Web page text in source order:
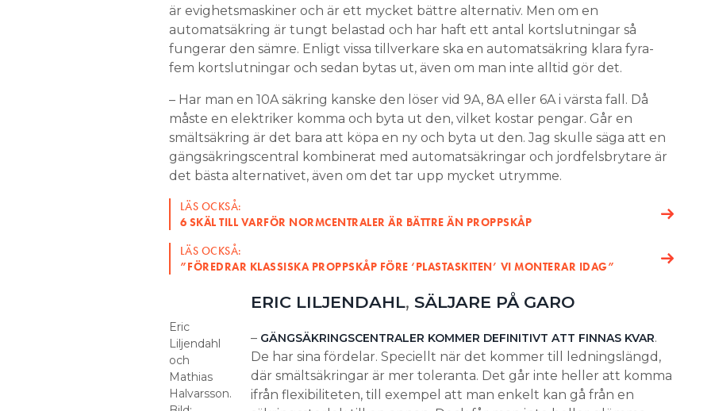
är evighetsmaskiner och är ett mycket bättre alternativ. Men om en
automatsäkring är tungt belastad och har haft ett antal kortslutningar så
fungerar den sämre. Enligt vissa tillverkare ska en automatsäkring klara fyra-
fem kortslutningar och sedan bytas ut, även om man inte alltid gör det.
– Har man en 10A säkring kanske den löser vid 9A, 8A eller 6A i värsta fall. Då
måste en elektriker komma och byta ut den, vilket kostar pengar. Går en
smältsäkring är det bara att köpa en ny och byta ut den. Jag skulle säga att en
gängsäkringscentral kombinerat med automatsäkringar och jordfelsbrytare är
det bästa alternativet, även om det tar upp mycket utrymme.
LÄS OCKSÅ:
6 SKÄL TILL VARFÖR NORMCENTRALER ÄR BÄTTRE ÄN PROPPSKÅP
LÄS OCKSÅ:
”FÖREDRAR KLASSISKA PROPPSKÅP FÖRE ‘PLASTASKITEN’ VI MONTERAR IDAG”
Eric
Liljendahl
och
Mathias
Halvarsson.
ERIC LILJENDAHL, SÄLJARE PÅ GARO
– GÄNGSÄKRINGSCENTRALER KOMMER DEFINITIVT ATT FINNAS KVAR.
De har sina fördelar. Speciellt när det kommer till ledningslängd,
där smältsäkringar är mer toleranta. Det går inte heller att komma
ifrån flexibiliteten, till exempel att man enkelt kan gå från en